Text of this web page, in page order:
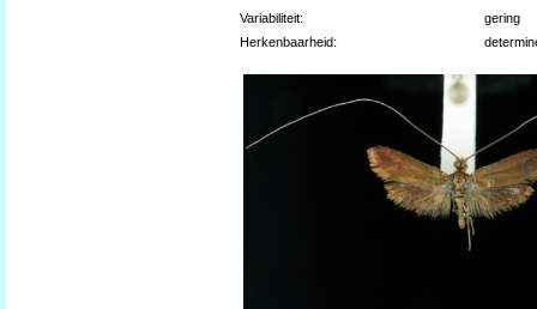
Variabiliteit:
gering
Herkenbaarheid: